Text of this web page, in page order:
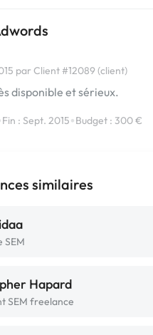
par Client #12089 (client)
disponible et sérieux.
Fin : Sept. 2015•Budget : 300 €
similaires
SEM
Hapard
SEM freelance